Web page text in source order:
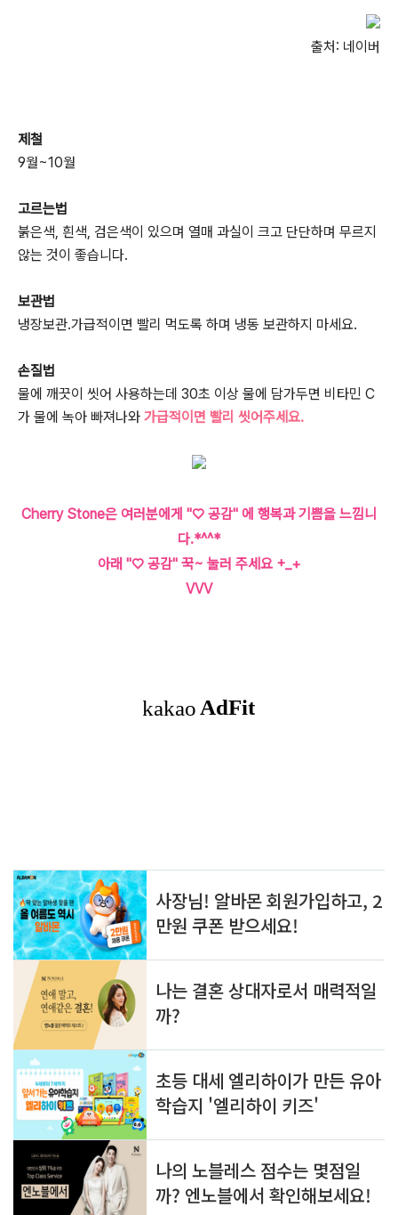
출처: 네이버
제철
9월~10월
고르는법
붉은색, 흰색, 검은색이 있으며 열매 과실이 크고 단단하며 무르지
않는 것이 좋습니다.
보관법
냉장보관.가급적이면 빨리 먹도록 하며 냉동 보관하지 마세요.
손질법
물에 깨끗이 씻어 사용하는데 30초 이상 물에 담가두면 비타민 C
가 물에 녹아 빠져나와 가급적이면 빨리 씻어주세요.
Cherry Stone은 여러분에게 "♡ 공감" 에 행복과 기쁨을 느낌니
다.*^^*
아래 "♡ 공감" 꾹~ 눌러 주세요 +_+
VVV